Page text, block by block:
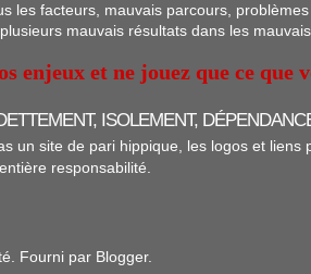
facteurs, mauvais parcours,
mauvais résultats dans les
enjeux et ne jouez que ce que
ISOLEMENT,
un site de pari hippique, les logos et
responsabilité.
Fourni par Blogger.